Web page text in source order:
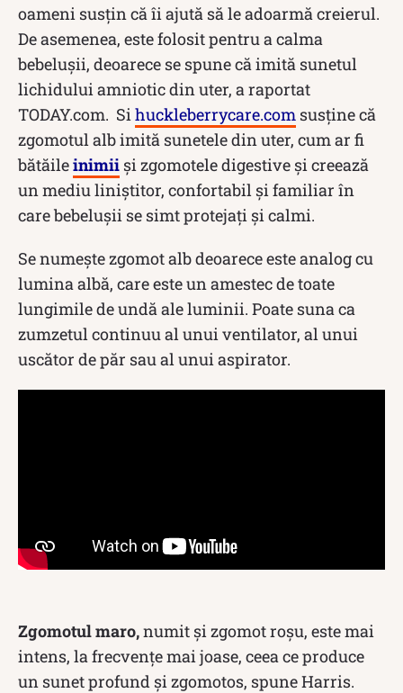
oameni susțin că îi ajută să le adoarmă creierul.
De asemenea, este folosit pentru a calma
bebelușii, deoarece se spune că imită sunetul
lichidului amniotic din uter, a raportat
TODAY.com. Si huckleberrycare.com susține că
zgomotul alb imită sunetele din uter, cum ar fi
bătăileinimii și zgomotele digestive și creează
un mediu liniștitor, confortabil și familiar în
care bebelușii se simt protejați și calmi.
Se numește zgomot alb deoarece este analog cu
lumina albă, care este un amestec de toate
lungimile de undă ale luminii. Poate suna ca
zumzetul continuu al unui ventilator, al unui
uscător de păr sau al unui aspirator.
Zgomotul maro,numit și zgomot roșu, este mai
intens, la frecvențe mai joase, ceea ce produce
un sunet profund și zgomotos, spune Harris.